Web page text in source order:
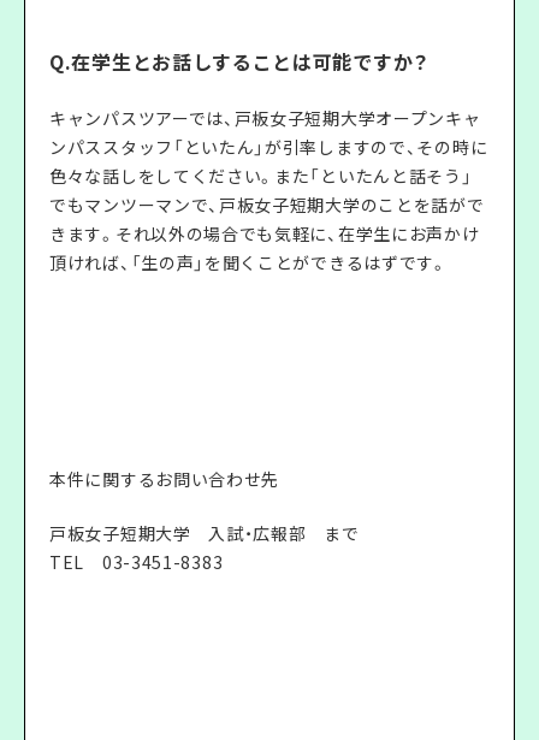
Q.在学生とお話しすることは可能ですか？
キャンパスツアーでは、戸板女子短期大学オープンキャ
ンパススタッフ「といたん」が引率しますので、その時に
色々な話しをしてください。また「といたんと話そう」
でもマンツーマンで、戸板女子短期大学のことを話がで
きます。それ以外の場合でも気軽に、在学生にお声かけ
頂ければ、「生の声」を聞くことができるはずです。
本件に関するお問い合わせ先
戸板女子短期大学 入試・広報部 まで
TEL 03-3451-8383